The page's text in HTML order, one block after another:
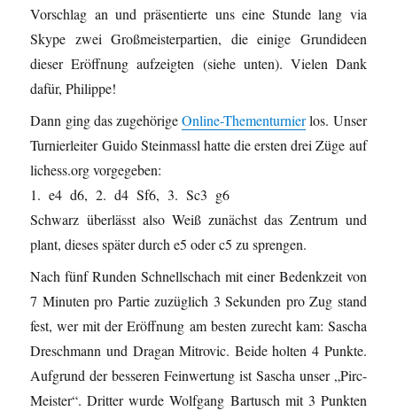
Vorschlag an und präsentierte uns eine Stunde lang via
Skype zwei Großmeisterpartien, die einige Grundideen
dieser Eröffnung aufzeigten (siehe unten). Vielen Dank
dafür, Philippe!
Dann ging das zugehörigeOnline-Thementurnierlos. Unser
Turnierleiter Guido Steinmassl hatte die ersten drei Züge auf
lichess.org vorgegeben:
1. e4 d6, 2. d4 Sf6, 3. Sc3 g6
Schwarz überlässt also Weiß zunächst das Zentrum und
plant, dieses später durch e5 oder c5 zu sprengen.
Nach fünf Runden Schnellschach mit einer Bedenkzeit von
7 Minuten pro Partie zuzüglich 3 Sekunden pro Zug stand
fest, wer mit der Eröffnung am besten zurecht kam: Sascha
Dreschmann und Dragan Mitrovic. Beide holten 4 Punkte.
Aufgrund der besseren Feinwertung ist Sascha unser „Pirc-
Meister“. Dritter wurde Wolfgang Bartusch mit 3 Punkten